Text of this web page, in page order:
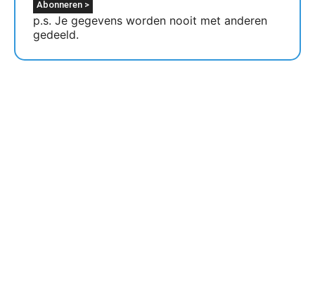
p.s. Je gegevens worden nooit met anderen
gedeeld.